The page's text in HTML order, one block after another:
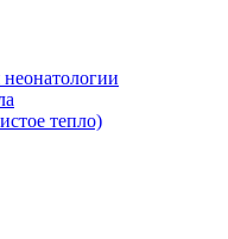
тепло)